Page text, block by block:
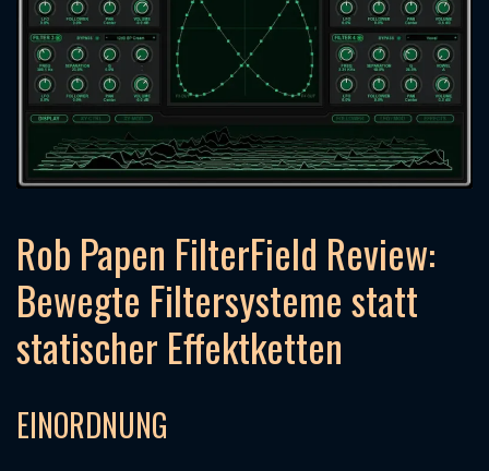
Rob Papen FilterField Review:
Bewegte Filtersysteme statt
statischer Effektketten
EINORDNUNG